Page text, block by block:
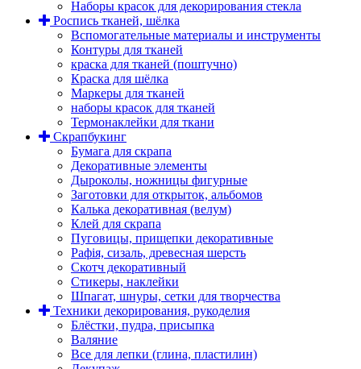
Наборы красок для декорирования стекла
Роспись тканей, шёлка
Вспомогательные материалы и инструменты
Контуры для тканей
краска для тканей (поштучно)
Краска для шёлка
Маркеры для тканей
наборы красок для тканей
Термонаклейки для ткани
Скрапбукинг
Бумага для скрапа
Декоративные элементы
Дыроколы, ножницы фигурные
Заготовки для открыток, альбомов
Калька декоративная (велум)
Клей для скрапа
Пуговицы, прищепки декоративные
Рафія, сизаль, древесная шерсть
Скотч декоративный
Стикеры, наклейки
Шпагат, шнуры, сетки для творчества
Техники декорирования, рукоделия
Блёстки, пудра, присыпка
Валяние
Все для лепки (глина, пластилин)